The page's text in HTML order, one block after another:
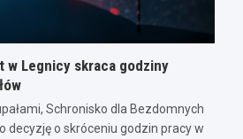
w Legnicy skraca godziny
Schronisko dla Bezdomnych
decyzję o skróceniu godzin pracy w